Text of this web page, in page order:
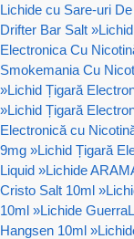
Lichide cu Sare-uri
Drifter Bar Salt »
Electronica Cu
Smokemania Cu
»Lichid Țigară
»Lichid Țigară
Electronică cu
9mg »Lichid Țigară
Liquid »Lichide
Cristo Salt 10ml »
10ml »Lichide
Hangsen 10ml »